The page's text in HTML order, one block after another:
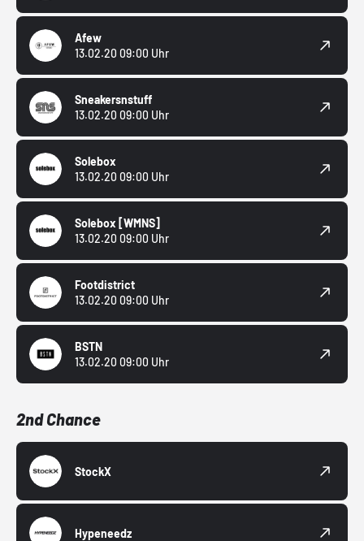
Afew
13.02.20 09:00 Uhr
Sneakersnstuff
13.02.20 09:00 Uhr
Solebox
13.02.20 09:00 Uhr
Solebox [WMNS]
13.02.20 09:00 Uhr
Footdistrict
13.02.20 09:00 Uhr
BSTN
13.02.20 09:00 Uhr
2nd Chance
StockX
Hypeneedz